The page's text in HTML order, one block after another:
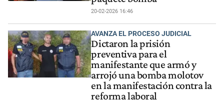
20-02-2026 16:46
AVANZA EL PROCESO JUDICIAL
Dictaron la prisión
preventiva para el
manifestante que armó y
arrojó una bomba molotov
en la manifestación contra la
reforma laboral